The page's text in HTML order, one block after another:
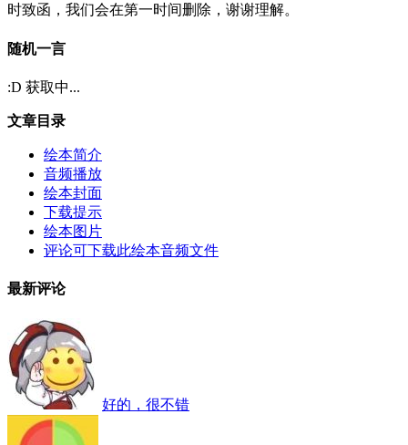
时致函，我们会在第一时间删除，谢谢理解。
随机一言
:D 获取中...
文章目录
绘本简介
音频播放
绘本封面
下载提示
绘本图片
评论可下载此绘本音频文件
最新评论
好的，很不错